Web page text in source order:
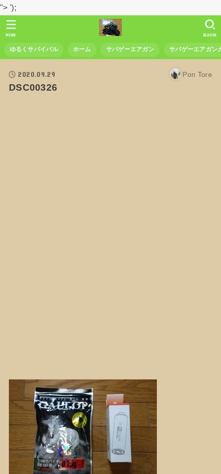
"> ');
ゆるくサバイバル ホーム サバゲーエアガン サバゲーエアガン
SEARCH
MENU
2020.09.29 Pon Tore
DSC00326